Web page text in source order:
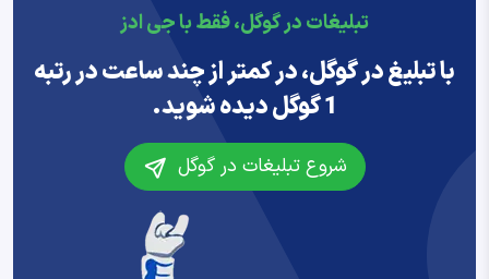
تبلیغات در گوگل، فقط با جی ادز
با تبلیغ در گوگل، در کمتر از چند ساعت در رتبه
1 گوگل دیده شوید.
شروع تبلیغات در گوگل